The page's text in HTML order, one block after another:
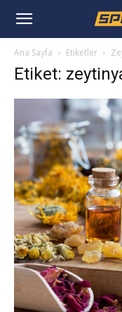
Ana Sayfa Etiketler
Etiket: